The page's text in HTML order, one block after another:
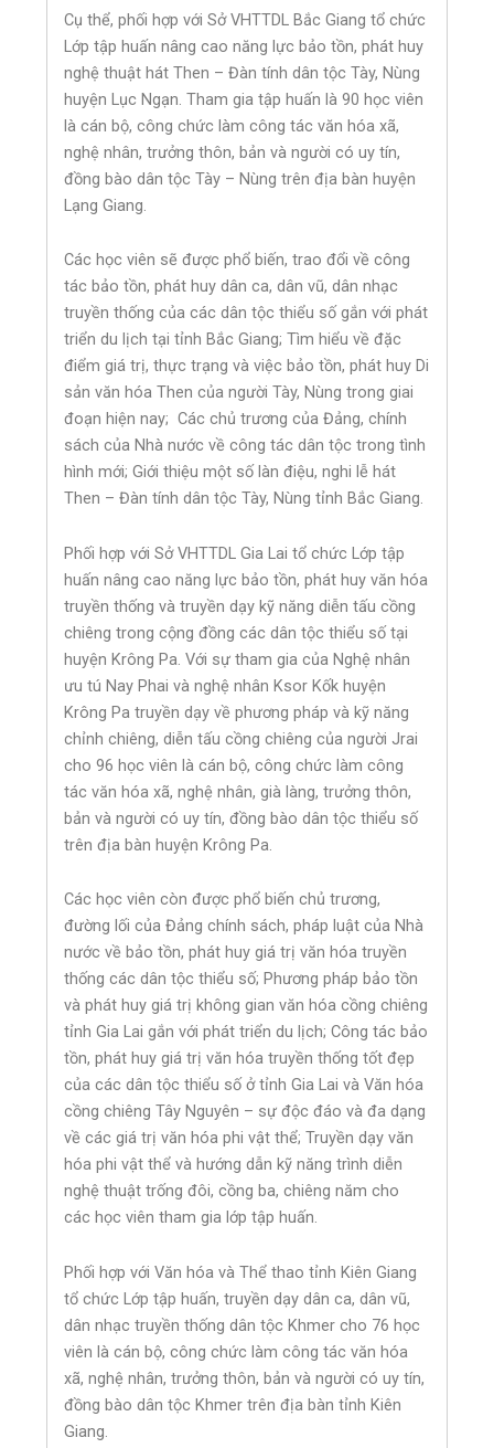
Cụ thể, phối hợp với Sở VHTTDL Bắc Giang tổ chức
Lớp tập huấn nâng cao năng lực bảo tồn, phát huy
nghệ thuật hát Then – Đàn tính dân tộc Tày, Nùng
huyện Lục Ngạn. Tham gia tập huấn là 90 học viên
là cán bộ, công chức làm công tác văn hóa xã,
nghệ nhân, trưởng thôn, bản và người có uy tín,
đồng bào dân tộc Tày – Nùng trên địa bàn huyện
Lạng Giang.
Các học viên sẽ được phổ biến, trao đổi về công
tác bảo tồn, phát huy dân ca, dân vũ, dân nhạc
truyền thống của các dân tộc thiểu số gắn với phát
triển du lịch tại tỉnh Bắc Giang; Tìm hiểu về đặc
điểm giá trị, thực trạng và việc bảo tồn, phát huy Di
sản văn hóa Then của người Tày, Nùng trong giai
đoạn hiện nay; Các chủ trương của Đảng, chính
sách của Nhà nước về công tác dân tộc trong tình
hình mới; Giới thiệu một số làn điệu, nghi lễ hát
Then – Đàn tính dân tộc Tày, Nùng tỉnh Bắc Giang.
Phối hợp với Sở VHTTDL Gia Lai tổ chức Lớp tập
huấn nâng cao năng lực bảo tồn, phát huy văn hóa
truyền thống và truyền dạy kỹ năng diễn tấu cồng
chiêng trong cộng đồng các dân tộc thiểu số tại
huyện Krông Pa. Với sự tham gia của Nghệ nhân
ưu tú Nay Phai và nghệ nhân Ksor Kốk huyện
Krông Pa truyền dạy về phương pháp và kỹ năng
chỉnh chiêng, diễn tấu cồng chiêng của người Jrai
cho 96 học viên là cán bộ, công chức làm công
tác văn hóa xã, nghệ nhân, già làng, trưởng thôn,
bản và người có uy tín, đồng bào dân tộc thiểu số
trên địa bàn huyện Krông Pa.
Các học viên còn được phổ biến chủ trương,
đường lối của Đảng chính sách, pháp luật của Nhà
nước về bảo tồn, phát huy giá trị văn hóa truyền
thống các dân tộc thiểu số; Phương pháp bảo tồn
và phát huy giá trị không gian văn hóa cồng chiêng
tỉnh Gia Lai gắn với phát triển du lịch; Công tác bảo
tồn, phát huy giá trị văn hóa truyền thống tốt đẹp
của các dân tộc thiểu số ở tỉnh Gia Lai và Văn hóa
cồng chiêng Tây Nguyên – sự độc đáo và đa dạng
về các giá trị văn hóa phi vật thể; Truyền dạy văn
hóa phi vật thể và hướng dẫn kỹ năng trình diễn
nghệ thuật trống đôi, cồng ba, chiêng năm cho
các học viên tham gia lớp tập huấn.
Phối hợp với Văn hóa và Thể thao tỉnh Kiên Giang
tổ chức Lớp tập huấn, truyền dạy dân ca, dân vũ,
dân nhạc truyền thống dân tộc Khmer cho 76 học
viên là cán bộ, công chức làm công tác văn hóa
xã, nghệ nhân, trưởng thôn, bản và người có uy tín,
đồng bào dân tộc Khmer trên địa bàn tỉnh Kiên
Giang.